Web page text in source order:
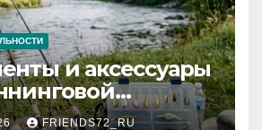
и аксессуары
назначение и
FRIENDS72_RU